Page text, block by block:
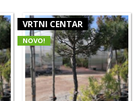
NOVO!
VRTNI CENTAR